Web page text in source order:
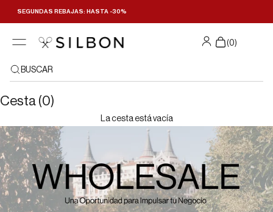
SEGUNDAS REBAJAS: HASTA -30%
(0)
BUSCAR
Cesta (0)
La cesta está vacía
¿QUIERES VENDER SILBON EN TU TIENDA?
Contacto